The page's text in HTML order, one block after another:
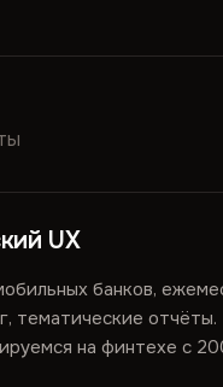
UX
банков,
тематические отчёты.
на финтехе с